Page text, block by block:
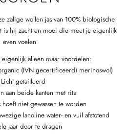
zalige wollen jas van 100% biologische
is hij zacht en mooi die moet je eigenlijk
even voelen
eigenlijk alleen maar voordelen:
(IVN gecertificeerd) merinoswol)
getailleerd
aan beide kanten met rits
niet gewassen te worden
lanoline water- en vuil afstotend
jaar door te dragen